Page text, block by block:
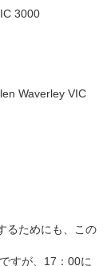
3000
Waverley VIC
ためにも、この
が、17：00に